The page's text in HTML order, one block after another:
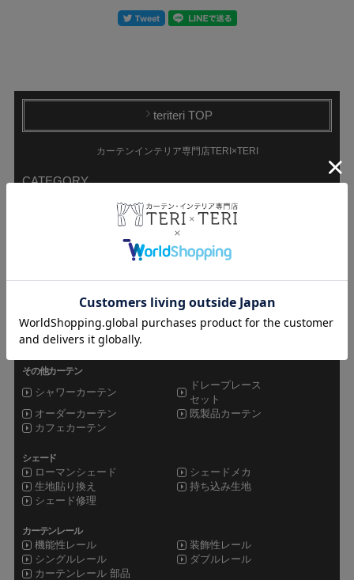
teriteri TOP
カーテンインテリア専門店TERI×TERI
CATEGORY
1級遮光カーテン
持ち込み生地で
レースカーテン
非ミラーレース
UVカットレース
遮像レース
防炎レース
その他カーテン
シャワーカーテン
ドレープレース
セット
オーダーカーテン
既製品カーテン
カフェカーテン
シェード
ローマンシェード
シェードメカ
生地貼り換え
持ち込み生地
シェード修理
カーテンレール
機能性レール
装飾性レール
シングルレール
ダブルレール
カーテンレール 部品